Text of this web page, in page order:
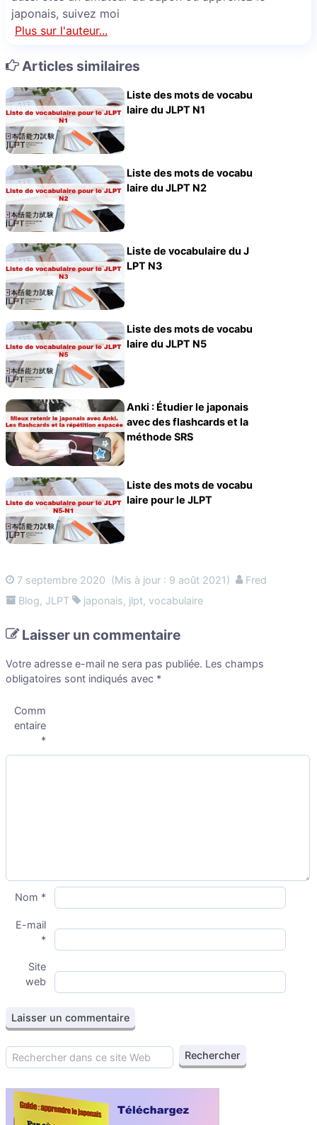
japonais, suivez moi
Plus sur l'auteur...
Articles similaires
Liste des mots de vocabu
laire du JLPT N1
Liste des mots de vocabu
laire du JLPT N2
Liste de vocabulaire du J
LPT N3
Liste des mots de vocabu
laire du JLPT N5
Anki : Étudier le japonais
avec des flashcards et la
méthode SRS
Liste des mots de vocabu
laire pour le JLPT
7 septembre 2020 (Mis à jour : 9 août 2021)
Fred
Blog, JLPT japonais, jlpt, vocabulaire
Laisser un commentaire
Votre adresse e-mail ne sera pas publiée. Les champs
obligatoires sont indiqués avec *
Comm
entaire
*
Nom *
E-mail
*
Site
web